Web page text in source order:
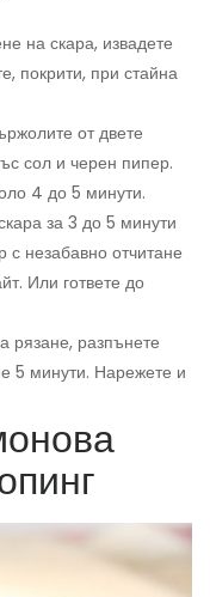
на скара, извадете
покрити, при стайна
от двете
сол и черен пипер.
4 до 5 минути.
за 3 до 5 минути
незабавно отчитане
Или гответе до
рязане, разпънете
5 минути. Нарежете и